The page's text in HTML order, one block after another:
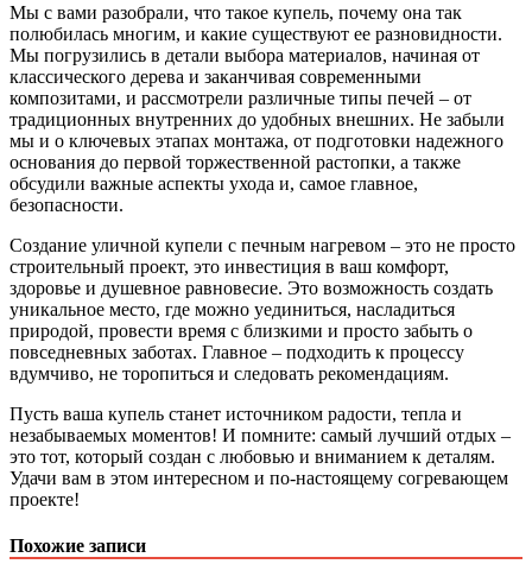
Мы с вами разобрали, что такое купель, почему она так
полюбилась многим, и какие существуют ее разновидности.
Мы погрузились в детали выбора материалов, начиная от
классического дерева и заканчивая современными
композитами, и рассмотрели различные типы печей – от
традиционных внутренних до удобных внешних. Не забыли
мы и о ключевых этапах монтажа, от подготовки надежного
основания до первой торжественной растопки, а также
обсудили важные аспекты ухода и, самое главное,
безопасности.
Создание уличной купели с печным нагревом – это не просто
строительный проект, это инвестиция в ваш комфорт,
здоровье и душевное равновесие. Это возможность создать
уникальное место, где можно уединиться, насладиться
природой, провести время с близкими и просто забыть о
повседневных заботах. Главное – подходить к процессу
вдумчиво, не торопиться и следовать рекомендациям.
Пусть ваша купель станет источником радости, тепла и
незабываемых моментов! И помните: самый лучший отдых –
это тот, который создан с любовью и вниманием к деталям.
Удачи вам в этом интересном и по-настоящему согревающем
проекте!
Похожие записи